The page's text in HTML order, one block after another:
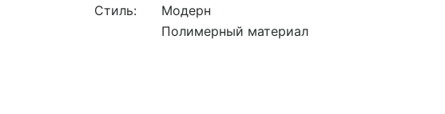
Стиль:
Модерн
Полимерный материал